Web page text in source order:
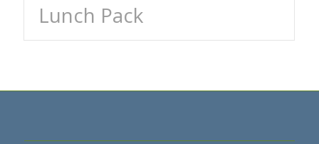
Lunch Pack